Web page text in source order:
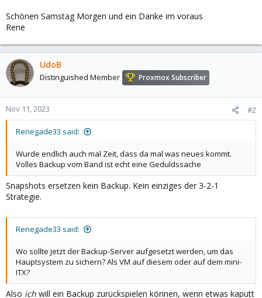
Schönen Samstag Morgen und ein Danke im voraus
Rene
UdoB
Distinguished Member Proxmox Subscriber
Nov 11, 2023 #2
Renegade33 said:
Wurde endlich auch mal Zeit, dass da mal was neues kommt.
Volles Backup vom Band ist echt eine Geduldssache
Snapshots ersetzen kein Backup. Kein einziges der 3-2-1
Strategie.
Renegade33 said:
Wo sollte jetzt der Backup-Server aufgesetzt werden, um das
Hauptsystem zu sichern? Als VM auf diesem oder auf dem mini-
ITX?
Also ich will ein Backup zurückspielen können, wenn etwas kaputt